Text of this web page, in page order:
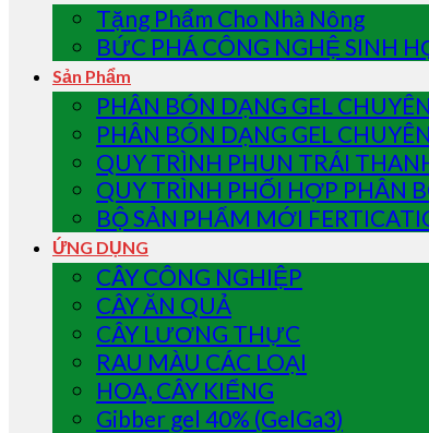
Tặng Phẩm Cho Nhà Nông
BỨC PHÁ CÔNG NGHỆ SINH
Sản Phẩm
PHÂN BÓN DẠNG GEL
PHÂN BÓN DẠNG GEL
QUY TRÌNH PHUN TRÁI
QUY TRÌNH PHỐI HỢP PHÂN
BỘ SẢN PHẨM MỚI
ỨNG DỤNG
CÂY CÔNG NGHIỆP
CÂY ĂN QUẢ
CÂY LƯƠNG THỰC
RAU MÀU CÁC LOẠI
HOA, CÂY KIỂNG
Gibber gel 40% (GelGa3)